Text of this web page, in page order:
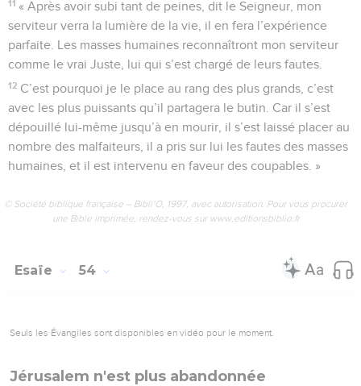
11 « Après avoir subi tant de peines, dit le Seigneur, mon
serviteur verra la lumière de la vie, il en fera l’expérience
parfaite. Les masses humaines reconnaîtront mon serviteur
comme le vrai Juste, lui qui s’est chargé de leurs fautes.
12 C’est pourquoi je le place au rang des plus grands, c’est
avec les plus puissants qu’il partagera le butin. Car il s’est
dépouillé lui-même jusqu’à en mourir, il s’est laissé placer au
nombre des malfaiteurs, il a pris sur lui les fautes des masses
humaines, et il est intervenu en faveur des coupables. »
© Société biblique française – Bibli’O, 1997, avec autorisation. Pour vous procurer
une Bible imprimée, rendez-vous sur www.editionsbiblio.fr
Esaïe 54
Seuls les Évangiles sont disponibles en vidéo pour le moment.
Jérusalem n'est plus abandonnée